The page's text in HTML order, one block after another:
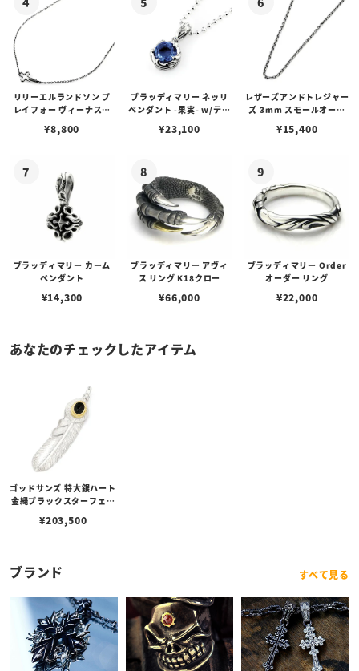
リリーエルランドソン プ
レイフォー ヴィーナスチ
¥8,800
ブラッディマリー ネッリ
ペンダント -果実- w/ティ
¥23,100
レザーズアンドトレジャー
ズ 3mm スモールオーバ
ブスタークラスプ＆LTロ
¥15,400
ブラッディマリー カーム
ペンダント
¥14,300
ブラッディマリー アヴィ
ス リング K18クロー
¥66,000
ブラッディマリー Order
オーダー リング
¥22,000
あなたのチェックしたアイテム
ゴッドサンズ 特大銀ハート
金縄ブラックスターフェザ
¥203,500
ブランド すべて見る